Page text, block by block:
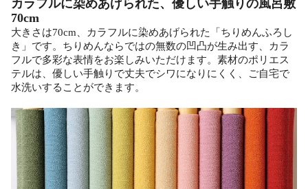
カラフルに染めあげられた、優しい手触りの風呂敷
70cm
大きさは70cm、カラフルに染めあげられた「ちりめんふろし
き」です。ちりめんならではの無数の凹凸が生み出す、カラ
フルで多彩な表情をお楽しみいただけます。素材のポリエス
テルは、優しい手触りで丈夫でシワになりにくく、ご自宅で
水洗いすることができます。